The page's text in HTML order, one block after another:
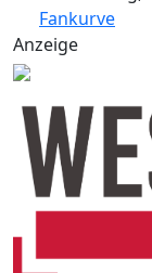
Fankurve
Anzeige